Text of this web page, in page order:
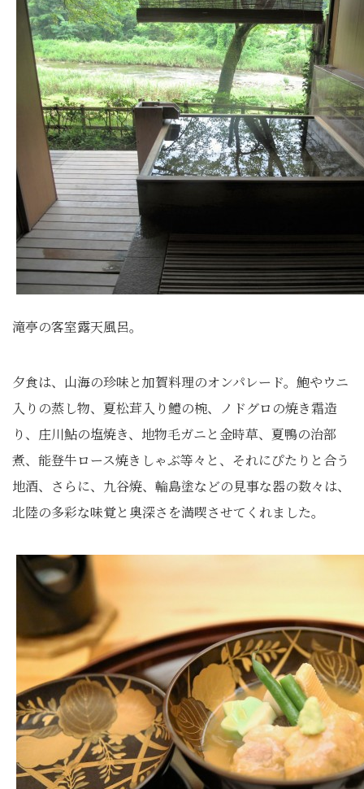
滝亭の客室露天風呂。
夕食は、山海の珍味と加賀料理のオンパレード。鮑やウニ
入りの蒸し物、夏松茸入り鱧の椀、ノドグロの焼き霜造
り、庄川鮎の塩焼き、地物毛ガニと金時草、夏鴨の治部
煮、能登牛ロース焼きしゃぶ等々と、それにぴたりと合う
地酒、さらに、九谷焼、輪島塗などの見事な器の数々は、
北陸の多彩な味覚と奥深さを満喫させてくれました。